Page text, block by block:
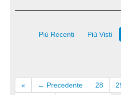
Più Recenti Più Visti
« ← Precedente 28